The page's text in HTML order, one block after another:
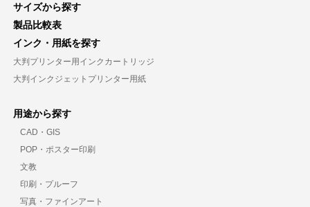
サイズから探す
製品比較表
インク・用紙を探す
大判プリンター用インクカートリッジ
大判インクジェットプリンター用紙
用途から探す
CAD・GIS
POP・ポスター印刷
文教
印刷・プルーフ
写真・ファインアート